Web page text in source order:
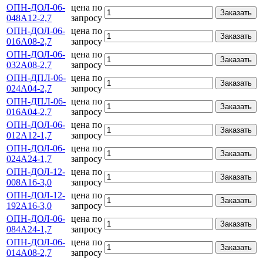
ОПН-ДОЛ-06-
048А12-2,7
цена по
запросу
Заказать
ОПН-ДОЛ-06-
016А08-2,7
цена по
запросу
Заказать
ОПН-ДОЛ-06-
032А08-2,7
цена по
запросу
Заказать
ОПН-ДПЛ-06-
024А04-2,7
цена по
запросу
Заказать
ОПН-ДПЛ-06-
016А04-2,7
цена по
запросу
Заказать
ОПН-ДОЛ-06-
012А12-1,7
цена по
запросу
Заказать
ОПН-ДОЛ-06-
024А24-1,7
цена по
запросу
Заказать
ОПН-ДОЛ-12-
008А16-3,0
цена по
запросу
Заказать
ОПН-ДОЛ-12-
192А16-3,0
цена по
запросу
Заказать
ОПН-ДОЛ-06-
084А24-1,7
цена по
запросу
Заказать
ОПН-ДОЛ-06-
014А08-2,7
цена по
запросу
Заказать